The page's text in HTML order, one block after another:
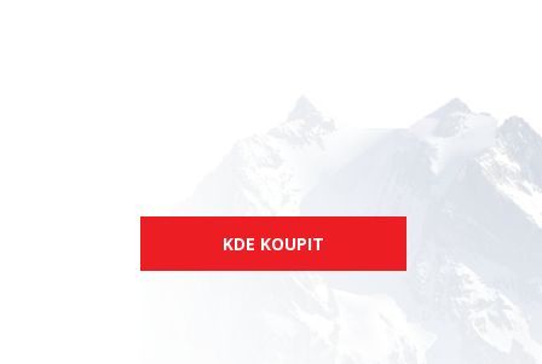
KDE KOUPIT